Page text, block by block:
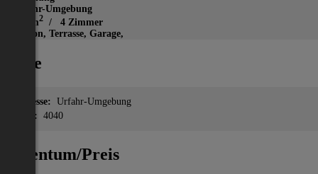
Urfahr-Umgebung
102 m2 / 4 Zimmer
Balkon, Terrasse, Garage,
Lage
Adresse: Urfahr-Umgebung
PLZ:
4040
Eigentum/Preis